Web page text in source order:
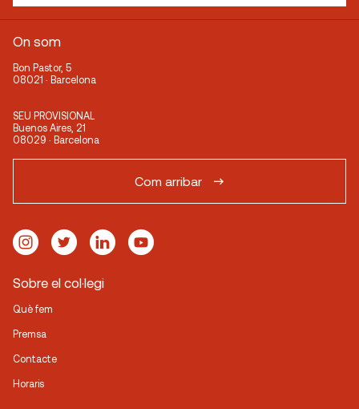
On som
Bon Pastor, 5
08021 · Barcelona
SEU PROVISIONAL
Buenos Aires, 21
08029 · Barcelona
Com arribar
Sobre el col·legi
Què fem
Premsa
Contacte
Horaris